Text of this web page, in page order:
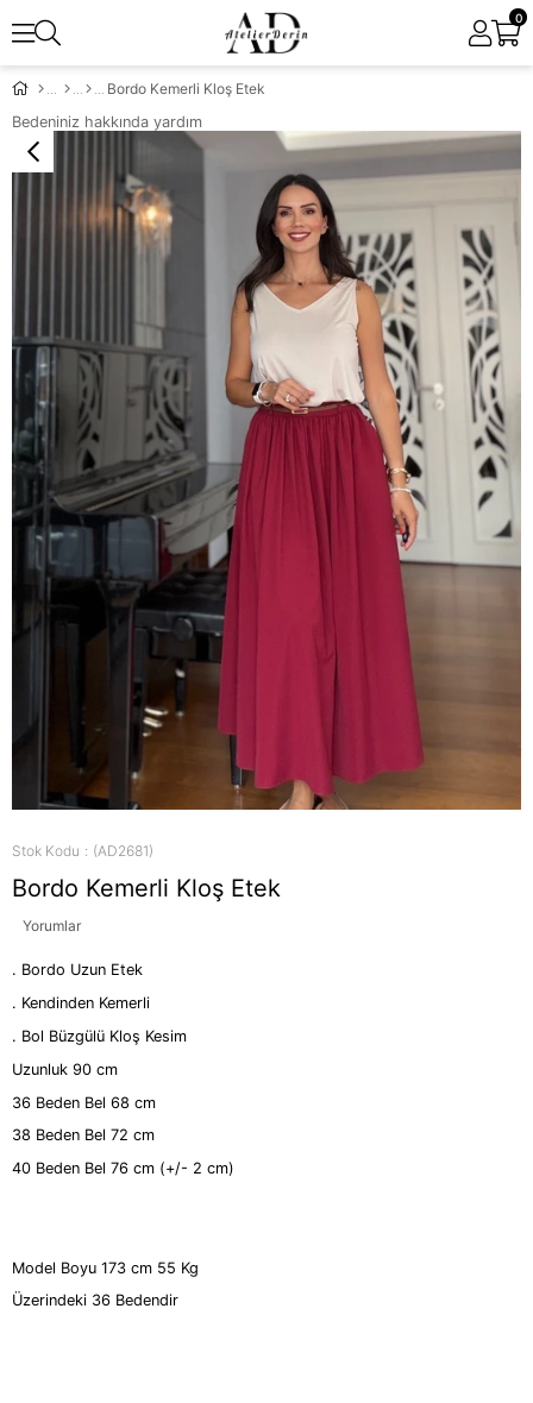
0
Bordo Kemerli Kloş Etek
Bedeniniz hakkında yardım
Stok Kodu (AD2681)
Bordo Kemerli Kloş Etek
Yorumlar
. Bordo Uzun Etek
. Kendinden Kemerli
. Bol Büzgülü Kloş Kesim
Uzunluk 90 cm
36 Beden Bel 68 cm
38 Beden Bel 72 cm
40 Beden Bel 76 cm (+/- 2 cm)
Model Boyu 173 cm 55 Kg
Üzerindeki 36 Bedendir